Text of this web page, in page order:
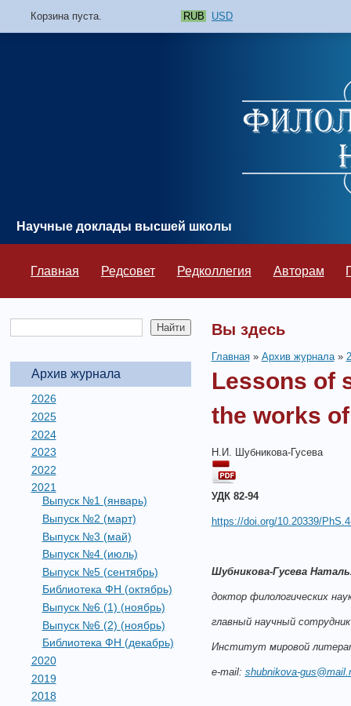
Корзина пуста. RUB USD
Научные доклады высшей школы
Главная Редсовет Редколлегия Авторам
Архив журнала
2026
2025
2024
2023
2022
2021
Выпуск №1 (январь)
Выпуск №2 (март)
Выпуск №3 (май)
Выпуск №4 (июль)
Выпуск №5 (сентябрь)
Библиотека ФН (октябрь)
Выпуск №6 (1) (ноябрь)
Выпуск №6 (2) (ноябрь)
Библиотека ФН (декабрь)
2020
2019
2018
Вы здесь
Главная» Архив журнала»
Lessons of
the works
Н.И. Шубникова-Гусева
УДК 82-94
https://doi.org/10.20339/
Шубникова-Гусева
доктор филологических
главный научный сотрудник
Институт мировой
e-mail: shubnikova-